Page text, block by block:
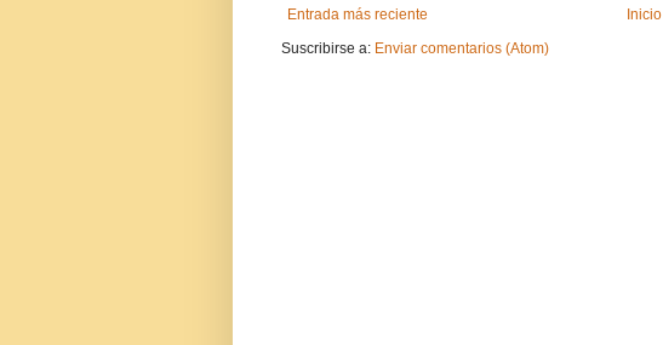
Entrada más reciente
Inicio
Suscribirse a: Enviar comentarios (Atom)